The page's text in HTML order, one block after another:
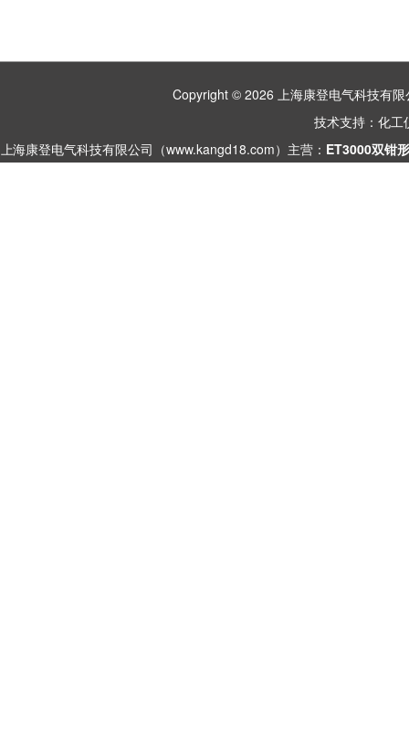
Copyright © 2026 上海康登电气科技有
技术支持： 化工
上海康登电气科技有限公司（www.kangd18.com）主营： ET3000双钳